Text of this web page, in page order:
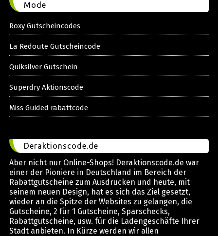
Mode
Roxy Gutscheincodes
La Redoute Gutscheincode
Quiksilver Gutschein
Superdry Aktionscode
Miss Guided rabattcode
Deraktionscode.de
Aber nicht nur Online-Shops! Deraktionscode.de war
einer der Pioniere in Deutschland im Bereich der
Rabattgutscheine zum Ausdrucken und heute, mit
seinem neuen Design, hat es sich das Ziel gesetzt,
wieder an die Spitze der Websites zu gelangen, die
Gutscheine, 2 für 1 Gutscheine, Sparschecks,
Rabattgutscheine, usw. für die Ladengeschäfte Ihrer
Stadt anbieten. In Kürze werden wir allen